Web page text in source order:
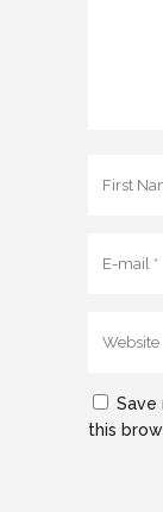
Save
this